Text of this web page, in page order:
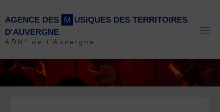
content
AGENCE DES M USIQUES DES TERRITOIRES
D'AUVERGNE
ADN* de l'Auvergne